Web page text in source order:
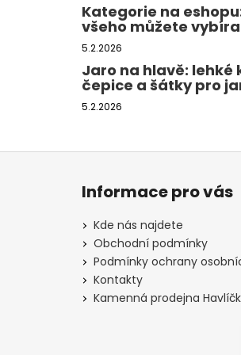
Kategorie na
všeho můžete
5.2.2026
Jaro na hlavě: lehké
čepice a šátky pro
5.2.2026
Z
Informace pro vás
Kde nás najdete
Obchodní podmínky
Podmínky ochrany
Kontakty
Kamenná prodejna